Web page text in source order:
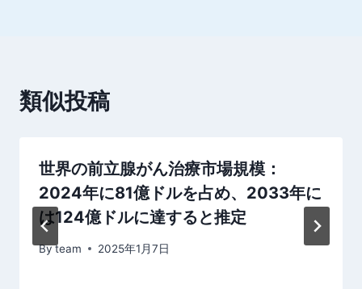
シ
ョ
類似投稿
世界の前立腺がん治療市場規模：
2024年に81億ドルを占め、2033年に
は124億ドルに達すると推定
Byteam 2025年1月7日